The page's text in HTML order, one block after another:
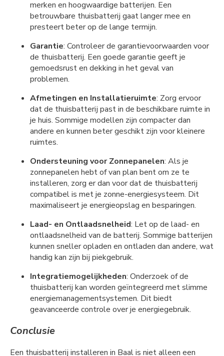
merken en hoogwaardige batterijen. Een
betrouwbare thuisbatterij gaat langer mee en
presteert beter op de lange termijn.
Garantie: Controleer de garantievoorwaarden voor
de thuisbatterij. Een goede garantie geeft je
gemoedsrust en dekking in het geval van
problemen.
Afmetingen en Installatieruimte: Zorg ervoor
dat de thuisbatterij past in de beschikbare ruimte in
je huis. Sommige modellen zijn compacter dan
andere en kunnen beter geschikt zijn voor kleinere
ruimtes.
Ondersteuning voor Zonnepanelen: Als je
zonnepanelen hebt of van plan bent om ze te
installeren, zorg er dan voor dat de thuisbatterij
compatibel is met je zonne-energiesysteem. Dit
maximaliseert je energieopslag en besparingen.
Laad- en Ontlaadsnelheid: Let op de laad- en
ontlaadsnelheid van de batterij. Sommige batterijen
kunnen sneller opladen en ontladen dan andere, wat
handig kan zijn bij piekgebruik.
Integratiemogelijkheden: Onderzoek of de
thuisbatterij kan worden geïntegreerd met slimme
energiemanagementsystemen. Dit biedt
geavanceerde controle over je energiegebruik.
Conclusie
Een thuisbatterij installeren in Baal is niet alleen een